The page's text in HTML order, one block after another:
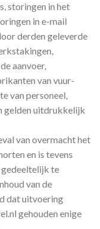
storingen in het
in e-mail
derden geleverde
aanvoer,
van vuur-
van personeel,
gelden uitdrukkelijk
van overmacht het
en is tevens
te
van de
dat uitvoering
gehouden enige